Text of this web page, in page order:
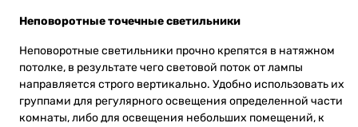
Неповоротные точечные светильники
Неповоротные светильники прочно крепятся в натяжном
потолке, в результате чего световой поток от лампы
направляется строго вертикально. Удобно использовать их
группами для регулярного освещения определенной части
комнаты, либо для освещения небольших помещений, к